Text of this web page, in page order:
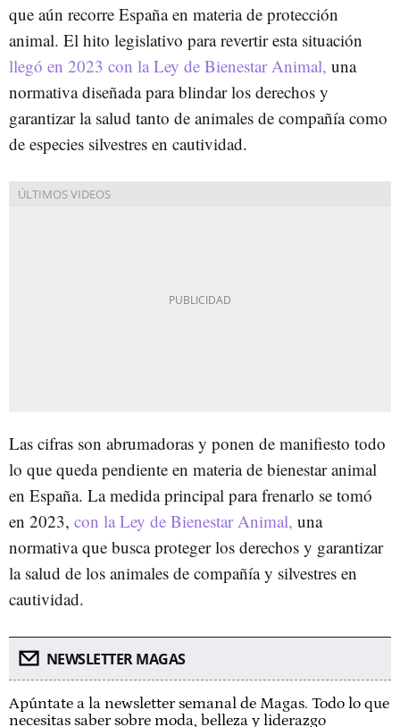
que aún recorre España en materia de protección
animal. El hito legislativo para revertir esta situación
llegó en 2023 con la Ley de Bienestar Animal, una
normativa diseñada para blindar los derechos y
garantizar la salud tanto de animales de compañía como
de especies silvestres en cautividad.
Las cifras son abrumadoras y ponen de manifiesto todo
lo que queda pendiente en materia de bienestar animal
en España. La medida principal para frenarlo se tomó
en 2023, con la Ley de Bienestar Animal, una
normativa que busca proteger los derechos y garantizar
la salud de los animales de compañía y silvestres en
cautividad.
NEWSLETTER MAGAS
Apúntate a la newsletter semanal de Magas. Todo lo que
necesitas saber sobre moda, belleza y liderazgo